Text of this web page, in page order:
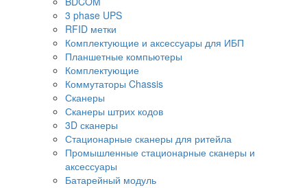
3 phase UPS
RFID метки
Комплектующие и аксессуары для ИБП
Планшетные компьютеры
Комплектующие
Коммутаторы Chassis
Сканеры
Сканеры штрих кодов
3D сканеры
Стационарные сканеры для ритейла
Промышленные стационарные сканеры и
аксессуары
Батарейный модуль